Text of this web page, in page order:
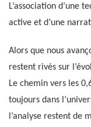
L’association d’une
active et d’une
Alors que nous
restent rivés sur
Le chemin vers les
toujours dans
l’analyse restent de